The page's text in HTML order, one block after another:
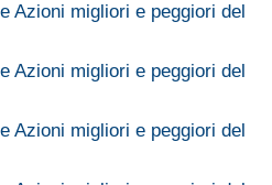
Azioni migliori e peggiori del
Azioni migliori e peggiori del
Azioni migliori e peggiori del